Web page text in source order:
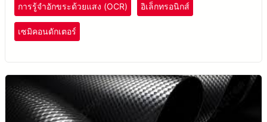
การรู้จำอักขระด้วยแสง (OCR) อิเล็กทรอนิกส์
เซมิคอนดักเตอร์